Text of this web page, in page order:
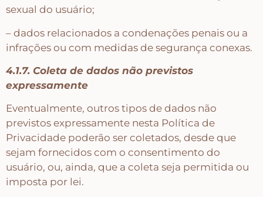
sexual do usuário;
– dados relacionados a condenações penais ou a
infrações ou com medidas de segurança conexas.
4.1.7. Coleta de dados não previstos
expressamente
Eventualmente, outros tipos de dados não
previstos expressamente nesta Política de
Privacidade poderão ser coletados, desde que
sejam fornecidos com o consentimento do
usuário, ou, ainda, que a coleta seja permitida ou
imposta por lei.